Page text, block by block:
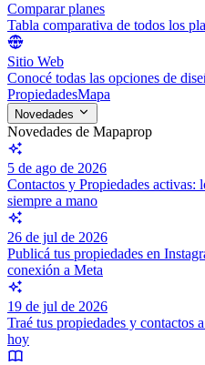
Comparar planes
Tabla comparativa de todos los
Sitio Web
Conocé todas las opciones de
PropiedadesMapa
Novedades
Novedades de Mapaprop
5 de ago de 2026
Contactos y Propiedades activas:
siempre a mano
26 de jul de 2026
Publicá tus propiedades en
conexión a Meta
19 de jul de 2026
Traé tus propiedades y contactos
hoy